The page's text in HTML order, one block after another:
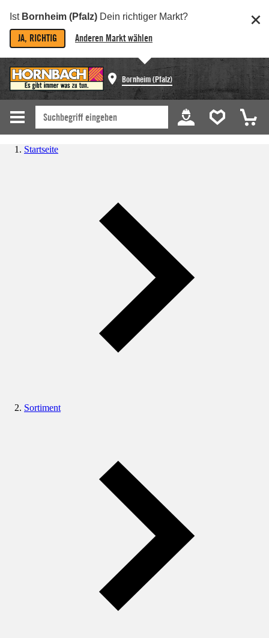
Ist Bornheim (Pfalz) Dein richtiger Markt?
JA, RICHTIG Anderen Markt wählen
Bornheim (Pfalz)
Startseite
Sortiment